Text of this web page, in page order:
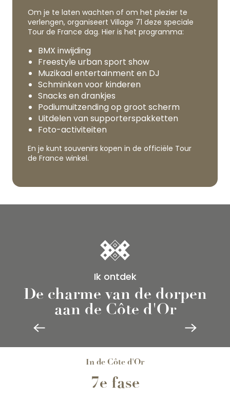
Om je te laten wachten of om het plezier te
verlengen, organiseert Village 71 deze speciale
Tour de France dag. Hier is het programma:
BMX inwijding
Freestyle urban sport show
Muzikaal entertainment en DJ
Schminken voor kinderen
Snacks en drankjes
Podiumuitzending op groot scherm
Uitdelen van supporterspakketten
Foto-activiteiten
En je kunt souvenirs kopen in de officiële Tour
de France winkel.
Ik ontdek
De charme van de dorpen
aan de Côte d'OrTAILLY
Op slechts 10 km ten zuiden van Beaune
deelt het dorp Tailly met Merceuil, “les
In de Côte d'Or
7e fase